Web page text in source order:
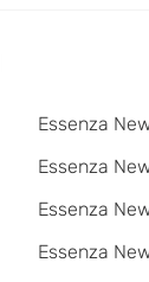
Essenza
Essenza
Essenza
Essenza